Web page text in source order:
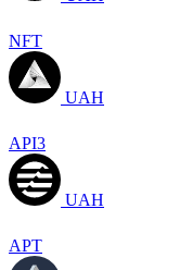
NFT
UAH
API3
UAH
APT